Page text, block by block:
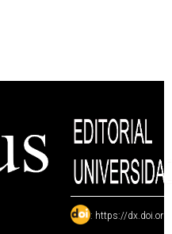
: https://